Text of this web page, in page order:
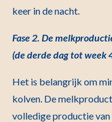
keer in de nacht.
Fase 2. De
(de derde dag tot week
Het is belangrijk om
kolven. De
volledige productie van